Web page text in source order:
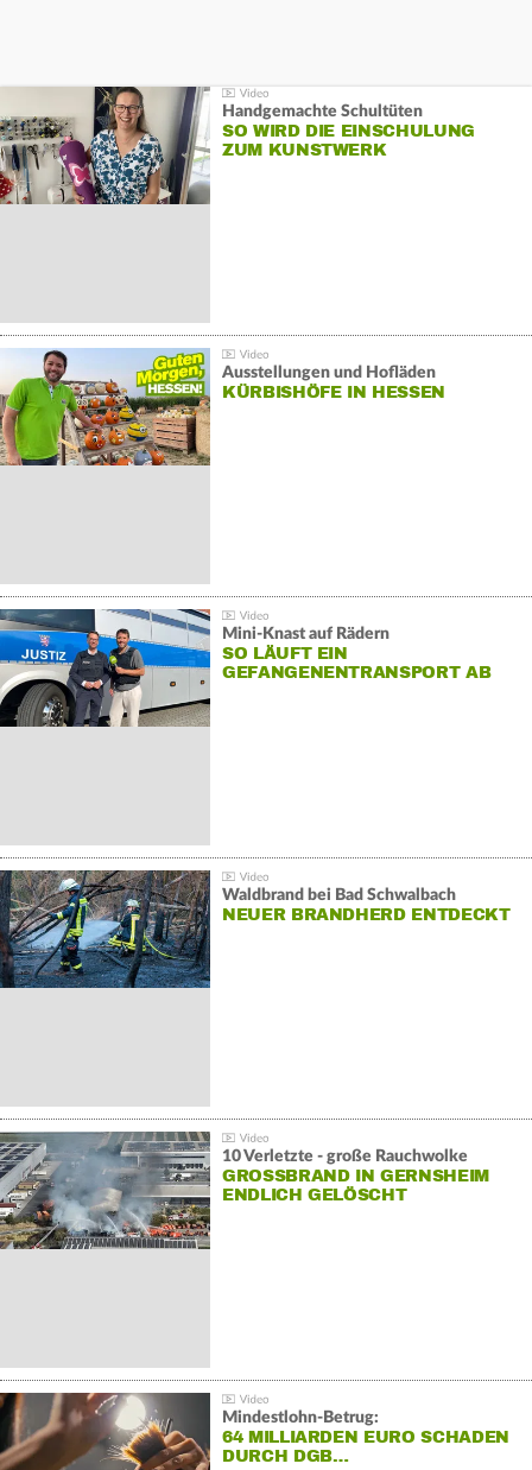
Handgemachte Schultüten
SO WIRD DIE EINSCHULUNG
ZUM KUNSTWERK
Ausstellungen und Hofläden
KÜRBISHÖFE IN HESSEN
Mini-Knast auf Rädern
SO LÄUFT EIN
GEFANGENENTRANSPORT AB
Waldbrand bei Bad Schwalbach
NEUER BRANDHERD ENTDECKT
10 Verletzte - große Rauchwolke
GROSSBRAND IN GERNSHEIM E
NDLICH GELÖSCHT
Mindestlohn-Betrug:
64 MILLIARDEN EURO SCHADEN
DURCH DGB…